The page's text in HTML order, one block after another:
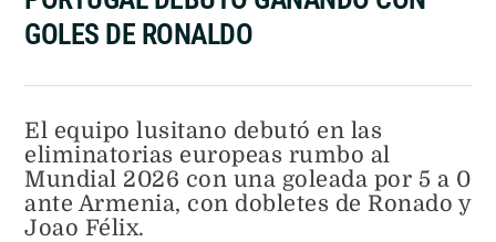
GOLES DE RONALDO
El equipo lusitano debutó en las
eliminatorias europeas rumbo al
Mundial 2026 con una goleada por 5 a 0
ante Armenia, con dobletes de Ronado y
Joao Félix.